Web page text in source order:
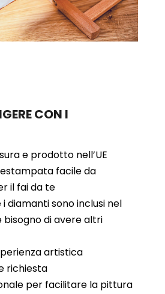
CON I
e prodotto nell’UE
facile da
il fai da te
i diamanti sono inclusi nel
bisogno di avere altri
artistica
richiesta
per facilitare la pittura